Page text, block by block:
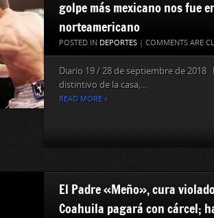
golpe más mexicano nos fue
norteamericano
POSTED IN DEPORTES | COMMENTS ARE
Diario 19 / 28 de septiembre de 2018
distintivo de la casa,...
READ MORE »
El Padre «Meño», cura
Coahuila pagará con cárcel;